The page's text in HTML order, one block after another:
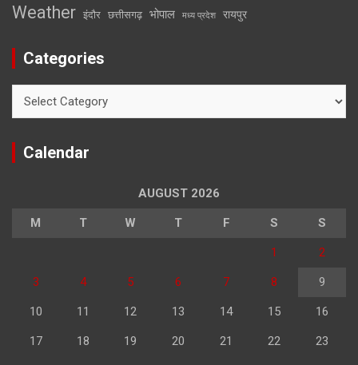
Weather इंदौर छत्तीसगढ़ भोपाल मध्य प्रदेश रायपुर
Categories
Calendar
AUGUST 2026
M T W T F S S
1 2
3 4 5 6 7 8 9
10 11 12 13 14 15 16
17 18 19 20 21 22 23